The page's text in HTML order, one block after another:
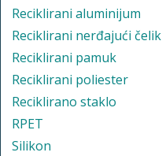
Reciklirani aluminijum
Reciklirani nerđajući čelik
Reciklirani pamuk
Reciklirani poliester
Reciklirano staklo
RPET
Silikon